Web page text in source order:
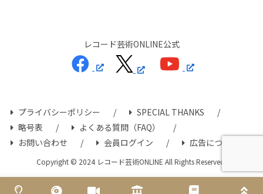
レコード芸術ONLINE公式
プライバシーポリシー
SPECIAL THANKS
略号表
よくある質問（FAQ）
お問い合わせ
会員ログイン 広告について
Copyright © 2024 レコード芸術ONLINE All Rights Reserved.